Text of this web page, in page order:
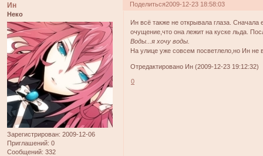
Поделиться2009-12-23 18:58:03
Ин
Неко
Зарегистрирован: 2009-12-06
Приглашений: 0
Сообщений: 332
Ин всё также не открывала глаза.
очущение,что она лежит на куске льда.
Воды...я хочу воды.
На улице уже совсем посветлело,но Ин не
Отредактировано Ин (2009-12-23 19:12:32)
0